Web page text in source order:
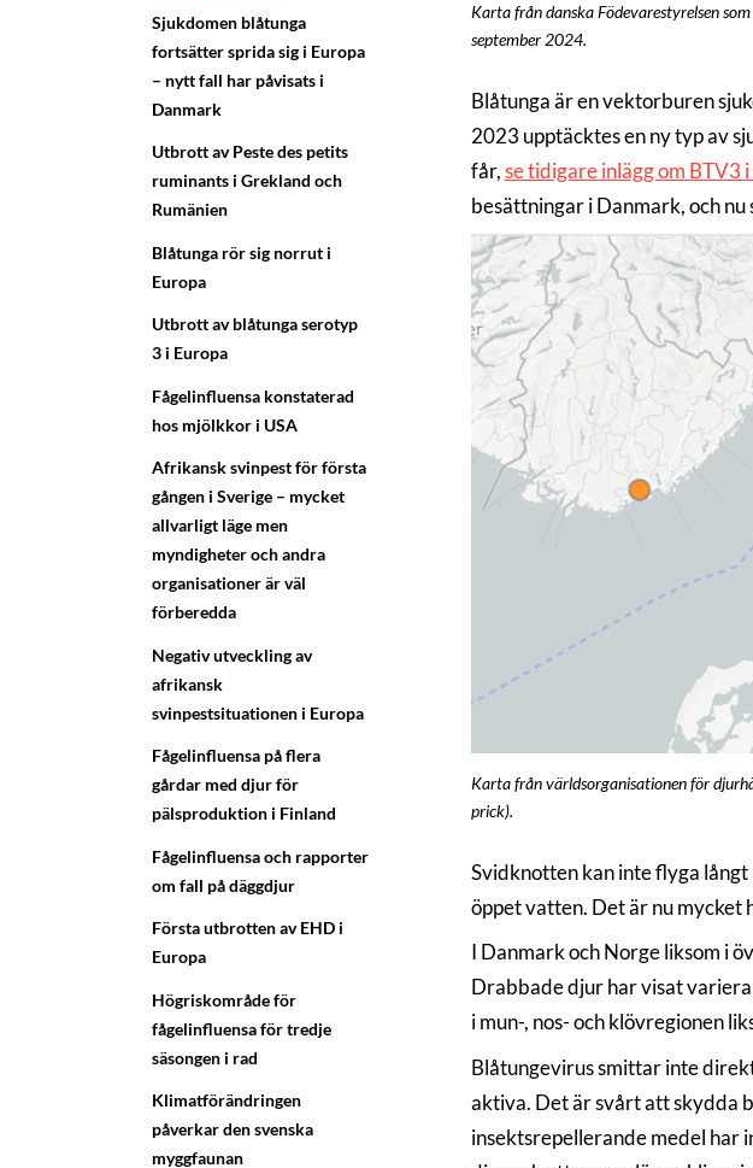
Sjukdomen blåtunga
fortsätter sprida sig i Europa
– nytt fall har påvisats i
Danmark
Utbrott av Peste des petits
ruminants i Grekland och
Rumänien
Blåtunga rör sig norrut i
Europa
Utbrott av blåtunga serotyp
3 i Europa
Fågelinfluensa konstaterad
hos mjölkkor i USA
Afrikansk svinpest för första
gången i Sverige – mycket
allvarligt läge men
myndigheter och andra
organisationer är väl
förberedda
Negativ utveckling av
afrikansk
svinpestsituationen i Europa
Fågelinfluensa på flera
gårdar med djur för
pälsproduktion i Finland
Fågelinfluensa och rapporter
om fall på däggdjur
Första utbrotten av EHD i
Europa
Högriskområde för
fågelinfluensa för tredje
säsongen i rad
Klimatförändringen
påverkar den svenska
myggfaunan
Karta från danska Födevarestyrelsen
september 2024.
Blåtunga är en vektorburen
2023 upptäcktes en ny typ av
får,se tidigare inlägg om BTV3
besättningar i Danmark, och nu
Karta från världsorganisationen för
prick).
Svidknotten kan inte flyga
öppet vatten. Det är nu mycket
I Danmark och Norge liksom i
Drabbade djur har visat
i mun-, nos- och klövregionen
Blåtungevirus smittar inte
aktiva. Det är svårt att skydda
insektsrepellerande medel har